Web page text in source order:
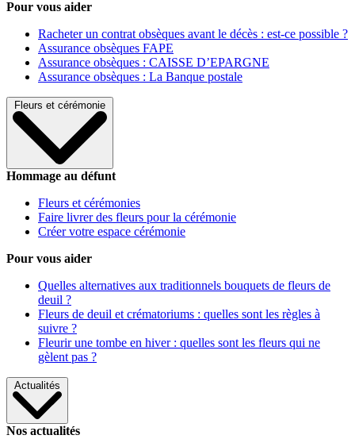
Pour vous aider
Racheter un contrat obsèques avant le décès : est-ce possible ?
Assurance obsèques FAPE
Assurance obsèques : CAISSE D’EPARGNE
Assurance obsèques : La Banque postale
Fleurs et cérémonie
Hommage au défunt
Fleurs et cérémonies
Faire livrer des fleurs pour la cérémonie
Créer votre espace cérémonie
Pour vous aider
Quelles alternatives aux traditionnels bouquets de fleurs de
deuil ?
Fleurs de deuil et crématoriums : quelles sont les règles à
suivre ?
Fleurir une tombe en hiver : quelles sont les fleurs qui ne
gèlent pas ?
Actualités
Nos actualités